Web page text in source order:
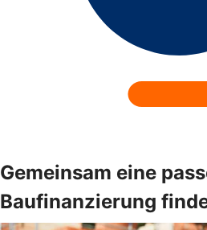
Gemeinsam eine
Baufinanzierung